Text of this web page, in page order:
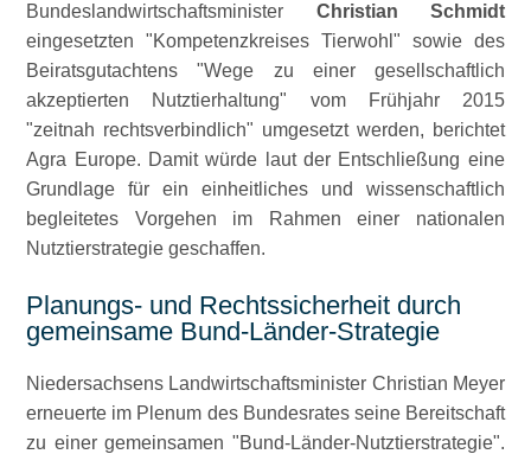
Bundeslandwirtschaftsminister Christian Schmidt
eingesetzten Kompetenzkreises Tierwohl
sowie des
Beiratsgutachtens Wege zu einer gesellschaftlich
akzeptierten Nutztierhaltung
vom Frühjahr 2015
zeitnah rechtsverbindlich
umgesetzt werden, berichtet
Agra Europe. Damit würde laut der Entschließung eine
Grundlage für ein einheitliches und wissenschaftlich
begleitetes Vorgehen im Rahmen einer nationalen
Nutztierstrategie geschaffen.
Planungs- und Rechtssicherheit durch
gemeinsame Bund-Länder-Strategie
Niedersachsens Landwirtschaftsminister Christian Meyer
erneuerte im Plenum des Bundesrates seine Bereitschaft
zu einer gemeinsamen
Bund-Länder-Nutztierstrategie .